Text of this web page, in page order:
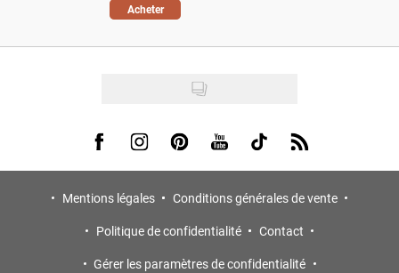
Acheter
Visit us on Facebook
Visit us on Instagram
Visit us on Pinterest
Visit us on Youtube
Visit us on Tiktok
Visit us on Rss
Mentions légales
Conditions générales de vente
Politique de confidentialité
Contact
Gérer les paramètres de confidentialité